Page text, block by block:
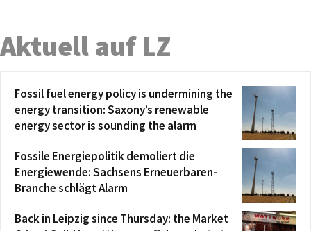
Aktuell auf LZ
Fossil fuel energy policy is undermining the
energy transition: Saxony’s renewable
energy sector is sounding the alarm
Fossile Energiepolitik demoliert die
Energiewende: Sachsens Erneuerbaren-
Branche schlägt Alarm
Back in Leipzig since Thursday: the Market